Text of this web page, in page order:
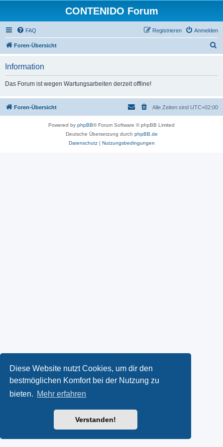
Diese Website nutzt Cookies, um dir den
bestmöglichen Komfort bei der Nutzung zu
bieten. Mehr erfahren
Verstanden!
CONTENIDO Forum
FAQ Anmelden
Registrieren
Foren-Übersicht
Information
Das Forum ist wegen Wartungsarbeiten derzeit offline!
Foren-Übersicht Alle Zeiten sind UTC+02:00
Powered by phpBB® Forum Software © phpBB Limited
Deutsche Übersetzung durch phpBB.de
Datenschutz| Nutzungsbedingungen